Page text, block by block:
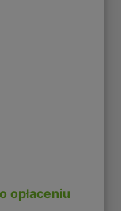
opłaceniu